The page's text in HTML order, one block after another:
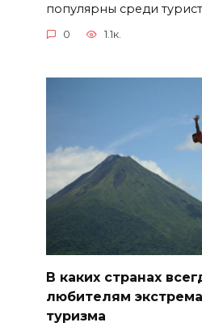
популярны среди
0 1.1к.
В каких странах
любителям
туризма